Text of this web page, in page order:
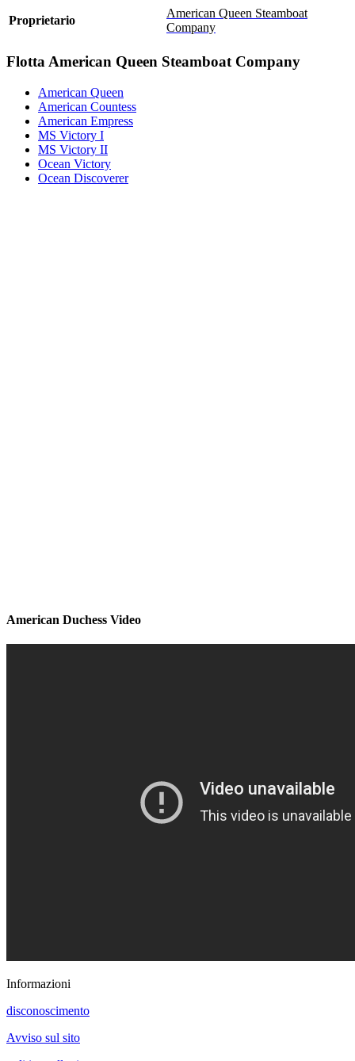
Proprietario
American Queen Steamboat
Company
Flotta American Queen Steamboat Company
American Queen
American Countess
American Empress
MS Victory I
MS Victory II
Ocean Victory
Ocean Discoverer
American Duchess Video
Informazioni
disconoscimento
Avviso sul sito